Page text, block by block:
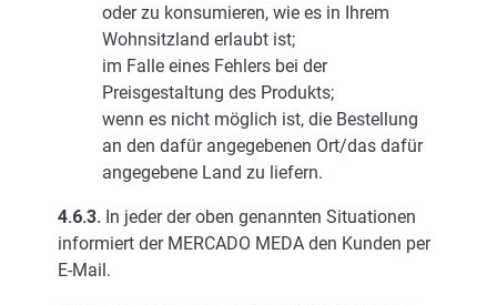
oder zu konsumieren, wie es in Ihrem
Wohnsitzland erlaubt ist;
im Falle eines Fehlers bei der
Preisgestaltung des Produkts;
wenn es nicht möglich ist, die Bestellung
an den dafür angegebenen Ort/das dafür
angegebene Land zu liefern.
4.6.3. In jeder der oben genannten Situationen
informiert der MERCADO MEDA den Kunden per
E-Mail.